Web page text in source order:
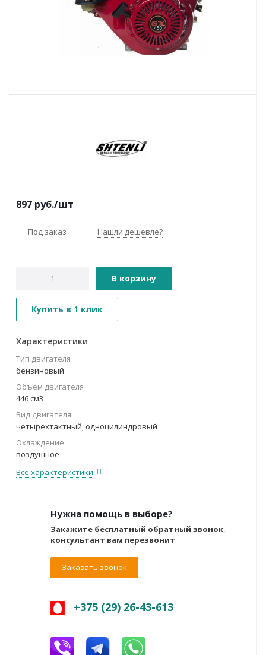
897 руб./шт
Под заказ Нашли дешевле?
В корзину
Купить в 1 клик
Характеристики
Тип двигателя
бензиновый
Объем двигателя
446 см3
Вид двигателя
четырехтактный, одноцилиндровый
Охлаждение
воздушное
Все характеристики
Нужна помощь в выборе?
Закажите бесплатный обратный звонок,
консультант вам перезвонит.
Заказать звонок
+375 (29) 26-43-613